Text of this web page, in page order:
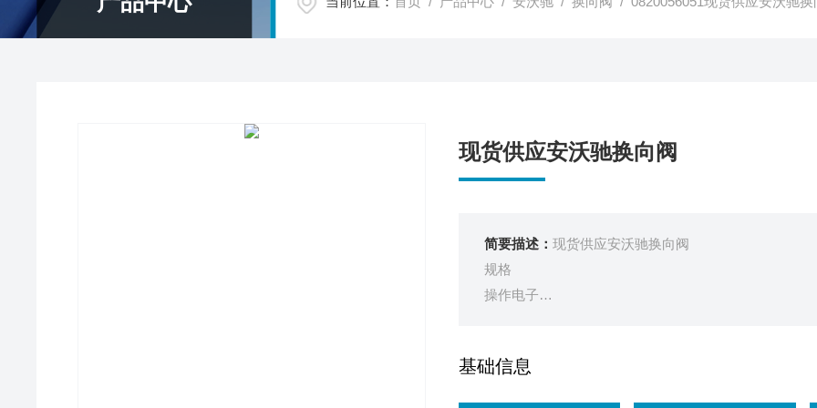
现货供应安沃驰换向阀
简要描述： 现货供应安沃驰换向阀
规格
操作电子
手动控制装置锁定式
基础信息